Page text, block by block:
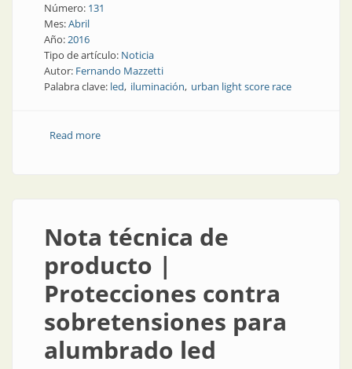
Número: 131
Mes:Abril
Año:2016
Tipo de artículo: Noticia
Autor: Fernando Mazzetti
Palabra clave: led iluminación urban light score race
Read moreabout Noticia | Efectos de luces: competencia cultural
Nota técnica de
producto |
Protecciones contra
sobretensiones para
alumbrado led